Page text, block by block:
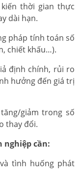
thời gian thực
dài hạn.
pháp tính toán số
chiết khấu…).
định chính, rủi ro
hưởng đến giá trị
giảm trong số
thay đổi.
nghiệp cần:
tình huống phát